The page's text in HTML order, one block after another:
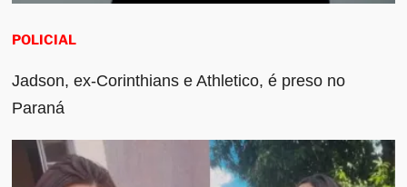
POLICIAL
Jadson, ex-Corinthians e Athletico, é preso no
Paraná